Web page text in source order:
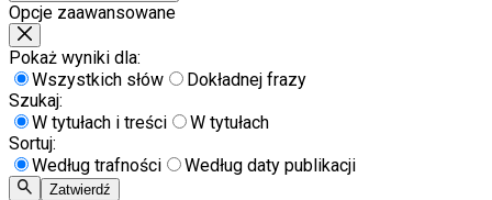
Opcje zaawansowane
Pokaż wyniki dla:
Wszystkich słów
Dokładnej frazy
Szukaj:
W tytułach i treści
W tytułach
Sortuj:
Według trafności
Według daty publikacji
Zatwierdź